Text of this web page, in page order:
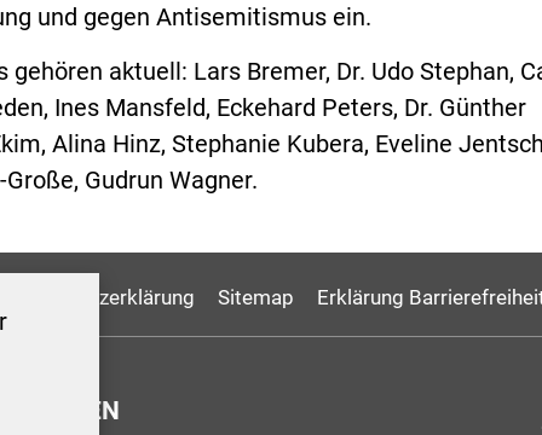
und gegen Antisemitismus ein.
aktuell: Lars Bremer, Dr. Udo Stephan,
Ines Mansfeld, Eckehard Peters, Dr. Günther
Alina Hinz, Stephanie Kubera, Eveline
Gudrun Wagner.
Sitemap Erklärung